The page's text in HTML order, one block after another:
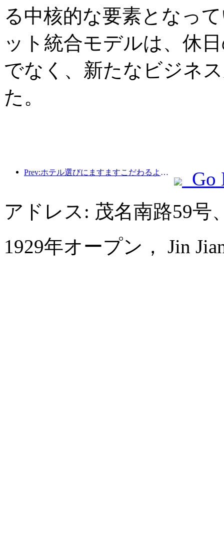
る中核的な要素となっ
ット統合モデルは、休
でなく、新たなビジネ
た。
Prev:ホテル選びにますますこだわるようになりましたか?中級・高級ブランドはどれも細部にこだわっている
Go
アドレス: 茂名南路59号
1929年オープン， Jin